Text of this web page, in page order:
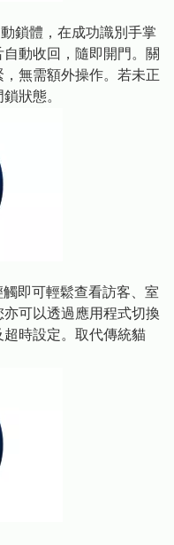
鎖體，在成功識別手掌
動收回，隨即開門。關
無需額外操作。若未正
狀態。
即可輕鬆查看訪客、室
可以透過應用程式切換
時設定。取代傳統貓